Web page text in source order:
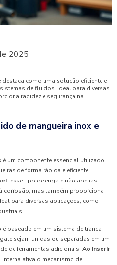
2025
como uma solução eficiente e
de fluidos. Ideal para diversas
rapidez e segurança na
de mangueira inox e
um componente essencial utilizado
de forma rápida e eficiente.
, esse tipo de engate não apenas
corrosão, mas também proporciona
para diversas aplicações, como
baseado em um sistema de tranca
sejam unidas ou separadas em um
de ferramentas adicionais. Ao inserir
interna ativa o mecanismo de